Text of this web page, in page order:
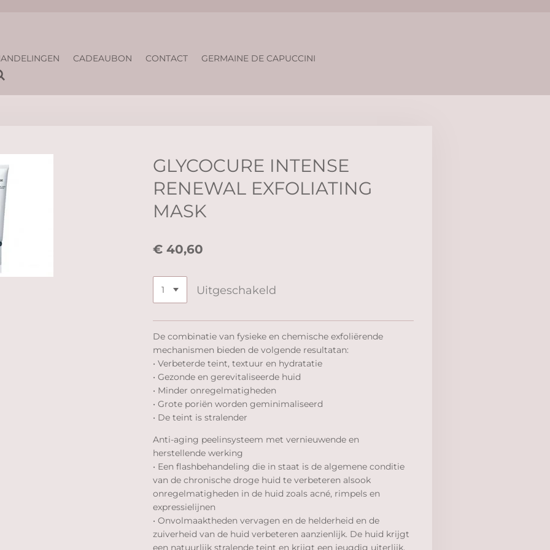
CADEAUBON CONTACT
GERMAINE DE CAPUCCINI
GLYCOCURE INTENSE
RENEWAL EXFOLIATING
MASK
€ 40,60
Uitgeschakeld
De combinatie van fysieke en chemische exfoliërende
mechanismen bieden de volgende resultatan:
• Verbeterde teint, textuur en hydratatie
• Gezonde en gerevitaliseerde huid
• Minder onregelmatigheden
• Grote poriën worden geminimaliseerd
• De teint is stralender
Anti-aging peelinsysteem met vernieuwende en
herstellende werking
• Een flashbehandeling die in staat is de algemene conditie
van de chronische droge huid te verbeteren alsook
onregelmatigheden in de huid zoals acné, rimpels en
expressielijnen
• Onvolmaaktheden vervagen en de helderheid en de
zuiverheid van de huid verbeteren aanzienlijk. De huid krijgt
een natuurlijk stralende teint en krijgt een jeugdig uiterlijk.